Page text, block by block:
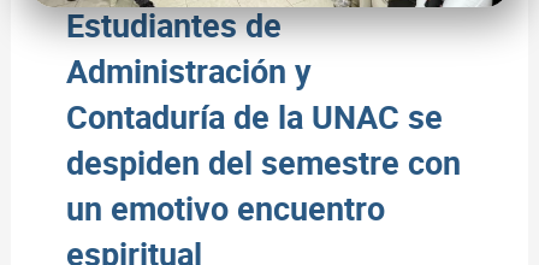
Estudiantes de
Administración y
Contaduría de la UNAC se
despiden del semestre con
un emotivo encuentro
espiritual